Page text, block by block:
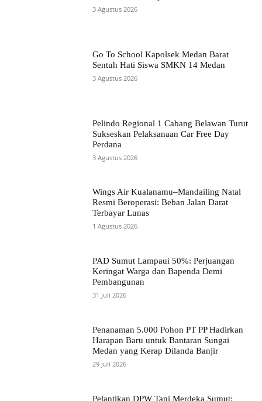
3 Agustus 2026
Go To School Kapolsek Medan Barat
Sentuh Hati Siswa SMKN 14 Medan
3 Agustus 2026
Pelindo Regional 1 Cabang Belawan Turut
Sukseskan Pelaksanaan Car Free Day
Perdana
3 Agustus 2026
Wings Air Kualanamu–Mandailing Natal
Resmi Beroperasi: Beban Jalan Darat
Terbayar Lunas
1 Agustus 2026
PAD Sumut Lampaui 50%: Perjuangan
Keringat Warga dan Bapenda Demi
Pembangunan
31 Juli 2026
Penanaman 5.000 Pohon PT PP Hadirkan
Harapan Baru untuk Bantaran Sungai
Medan yang Kerap Dilanda Banjir
29 Juli 2026
Pelantikan DPW Tani Merdeka Sumut: